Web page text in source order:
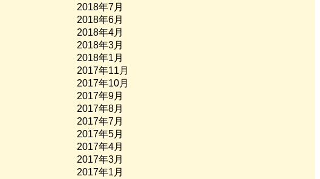
2018年7月
2018年6月
2018年4月
2018年3月
2018年1月
2017年11月
2017年10月
2017年9月
2017年8月
2017年7月
2017年5月
2017年4月
2017年3月
2017年1月